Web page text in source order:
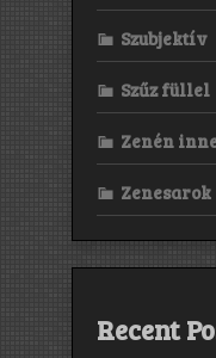
Szubjektív
Szűz füllel
Zenén
Zenesarok
Recent